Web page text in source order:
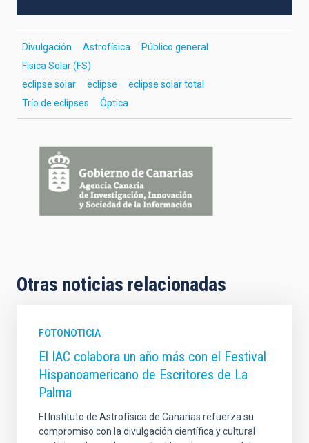
Divulgación Astrofísica
Público general
Física Solar (FS)
eclipse solar
eclipse
eclipse solar total
Trío de eclipses
Óptica
Otras noticias relacionadas
FOTONOTICIA
El IAC colabora un año más con el Festival
Hispanoamericano de Escritores de La
Palma
El Instituto de Astrofísica de Canarias refuerza su
compromiso con la divulgación científica y cultural